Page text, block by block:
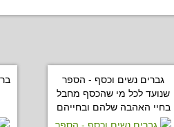
גברים נשים וכסף - הספר
שנועד לכל מי שהכסף מחבל
בחיי האהבה שלהם ובחייהם